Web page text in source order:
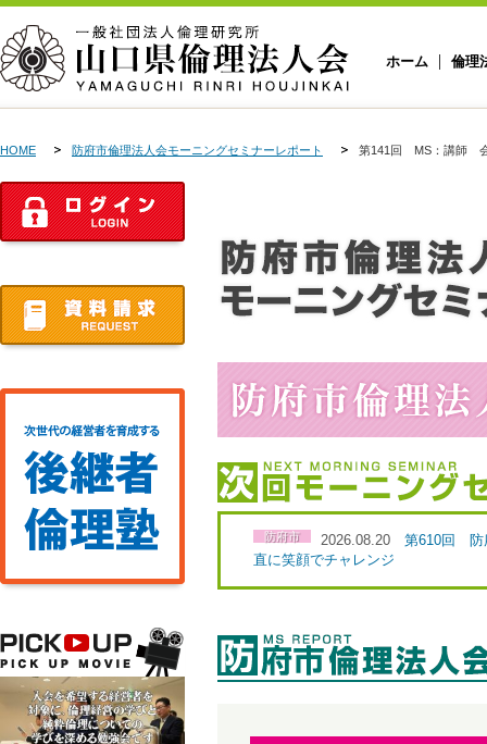
ホーム 倫理
HOME 防府市倫理法人会モーニングセミナーレポート 第141回 MS：講師
防府市 2026.08.20
第610回 防
直に笑顔でチャレンジ